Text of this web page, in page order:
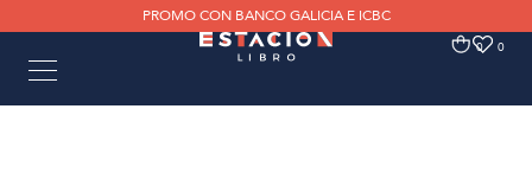
PROMO CON BANCO GALICIA E ICBC
0 0